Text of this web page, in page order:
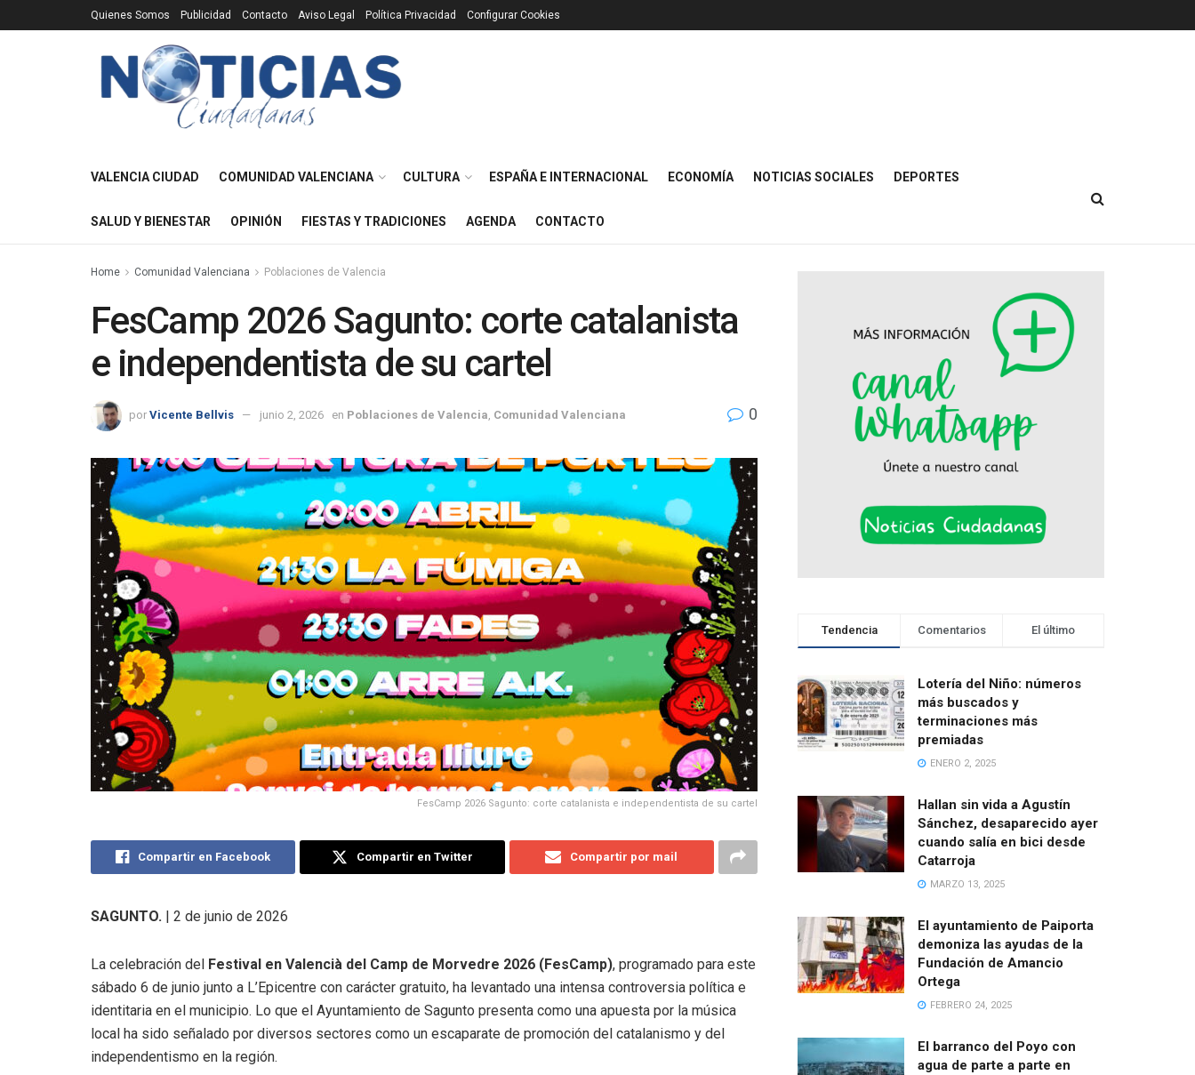
Quienes Somos Publicidad Contacto Aviso Legal Política Privacidad Configurar Cookies
VALENCIA CIUDAD COMUNIDAD VALENCIANA CULTURA ESPAÑA E INTERNACIONAL ECONOMÍA NOTICIAS SOCIALES DEPORTES
SALUD Y BIENESTAR OPINIÓN FIESTAS Y TRADICIONES AGENDA CONTACTO
Home Comunidad Valenciana Poblaciones de Valencia
FesCamp 2026 Sagunto: corte catalanista
e independentista de su cartel
por Vicente Bellvis junio 2, 2026 en Poblaciones de Valencia Comunidad Valenciana 0
FesCamp 2026 Sagunto: corte catalanista e independentista de su cartel
Compartir en Facebook Compartir en Twitter Compartir por mail
SAGUNTO. | 2 de junio de 2026
La celebración del Festival en Valencià del Camp de Morvedre 2026 (FesCamp), programado para este
sábado 6 de junio junto a L’Epicentre con carácter gratuito, ha levantado una intensa controversia política e
identitaria en el municipio. Lo que el Ayuntamiento de Sagunto presenta como una apuesta por la música
local ha sido señalado por diversos sectores como un escaparate de promoción del catalanismo y del
independentismo en la región.
Tendencia Comentarios El último
Lotería del Niño: números
más buscados y
terminaciones más
premiadas
ENERO 2, 2025
Hallan sin vida a Agustín
Sánchez, desaparecido ayer
cuando salía en bici desde
Catarroja
MARZO 13, 2025
El ayuntamiento de Paiporta
demoniza las ayudas de la
Fundación de Amancio
Ortega
FEBRERO 24, 2025
El barranco del Poyo con
agua de parte a parte en